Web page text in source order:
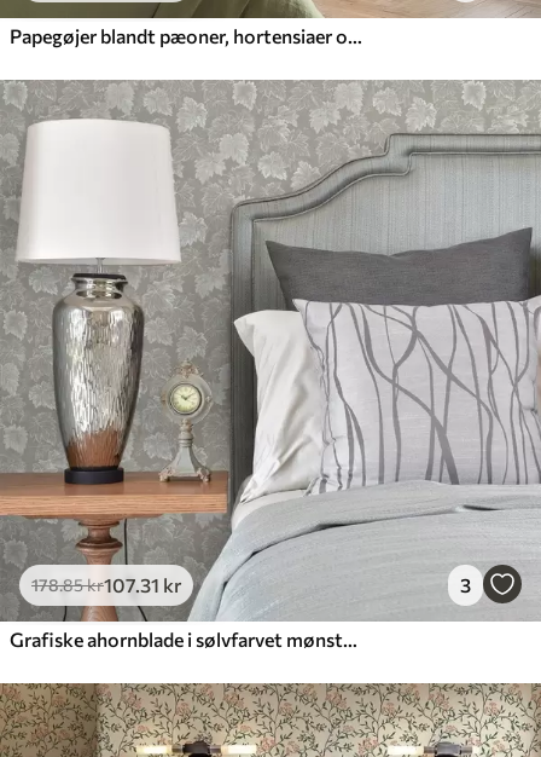
Papegøjer blandt pæoner, hortensiaer og magnolier
178.85kr107.31 kr 3
Grafiske ahornblade i sølvfarvet mønster på grå baggrund